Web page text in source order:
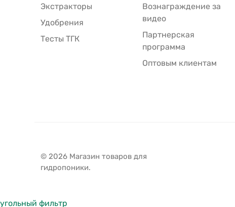
Экстракторы
Удобрения
Тесты ТГК
Вознаграждение за
видео
Партнерская
программа
Оптовым клиентам
© 2026 Магазин товаров для
гидропоники.
угольный фильтр